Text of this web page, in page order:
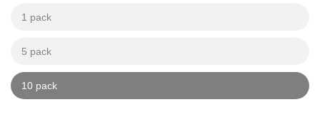
1 pack
5 pack
10 pack